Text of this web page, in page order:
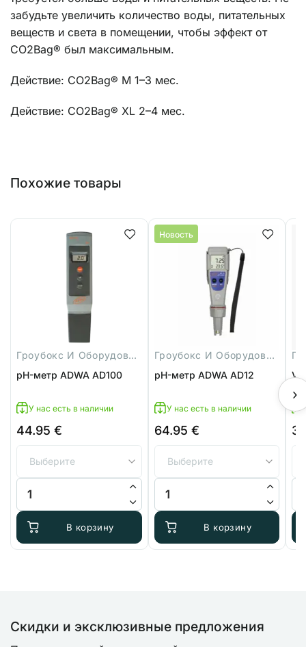
забудьте увеличить количество воды, питательных
веществ и света в помещении, чтобы эффект от
CO2Bag® был максимальным.
Действие: CO2Bag® M 1–3 мес.
Действие: CO2Bag® XL 2–4 мес.
Похожие товары
Гроубокс И Оборудование
pH-метр ADWA AD100
У нас есть в наличии
44.95 €
Количество товара pH-метр ADWA AD100
В корзину
Новость
Гроубокс И Оборудование
pH-метр ADWA AD12
У нас есть в наличии
64.95 €
Количество товара pH-метр
В корзину
›
Скидки и эксклюзивные предложения